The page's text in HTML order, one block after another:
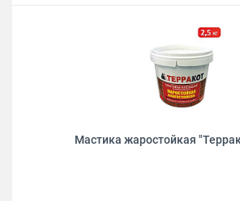
Мастика жаростойкая